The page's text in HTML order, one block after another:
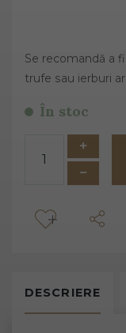
Se recomandă a
trufe sau ierburi
În stoc
DESCRIERE